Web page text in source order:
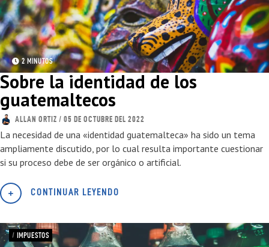
2 MINUTOS
Sobre la identidad de los
guatemaltecos
ALLAN ORTIZ / 05 DE OCTUBRE DEL 2022
La necesidad de una «identidad guatemalteca» ha sido un tema
ampliamente discutido, por lo cual resulta importante cuestionar
si su proceso debe de ser orgánico o artificial.
CONTINUAR LEYENDO
/ IMPUESTOS